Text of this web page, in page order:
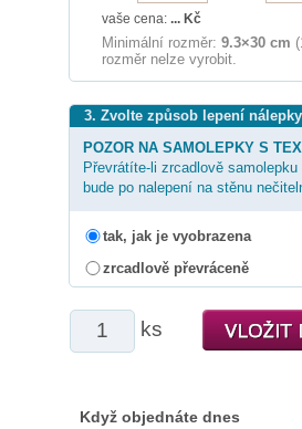
vaše cena: ... Kč
Minimální rozměr: 9.3×30 cm
rozměr nelze vyrobit.
3. Zvolte způsob lepení
POZOR NA SAMOLEPKY S
Převrátíte-li zrcadlově
bude po nalepení na stěnu
tak, jak je vyobrazena
zrcadlově převráceně
ks
Když objednáte dnes